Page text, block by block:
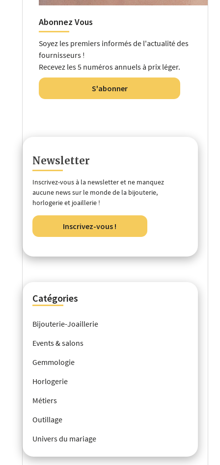
Abonnez Vous
Soyez les premiers informés de l'actualité des
fournisseurs !
Recevez les 5 numéros annuels à prix léger.
S'abonner
Newsletter
Inscrivez-vous à la newsletter et ne manquez
aucune news sur le monde de la bijouterie,
horlogerie et joaillerie !
Inscrivez-vous !
Catégories
Bijouterie-Joaillerie
Events & salons
Gemmologie
Horlogerie
Métiers
Outillage
Univers du mariage